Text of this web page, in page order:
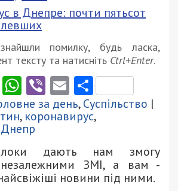
в Днепре: почти пятьсот
помилку, будь ласка,
тексту та натисніть Ctrl+Enter.
Twitter
WhatsApp
ViberEmail
за день,Суспільство |
, коронавирус,
дають нам змогу
незалежними ЗМІ, а вам -
новини під ними.